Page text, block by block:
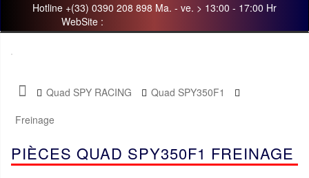
Hotline +(33) 0390 208 898 Ma. - ve. > 13:00 - 17:00 Hr
WebSite :
Quad SPY RACING
Quad SPY350F1
Freinage
PIÈCES QUAD SPY350F1 FREINAGE